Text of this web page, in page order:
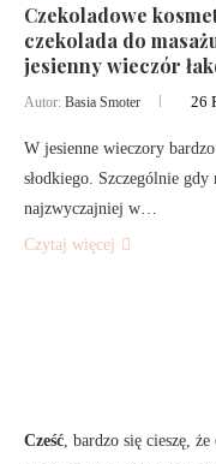
Czekoladowe
czekolada do
jesienny wieczór
Autor: Basia Smoter 26
W jesienne wieczory
słodkiego. Szczególnie
najzwyczajniej w…
Czytaj więcej
Cześć , bardzo się cieszę,